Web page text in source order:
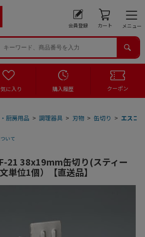
会員登録 カート メニュー
に入り 購入履歴 クーポン
厨房用品 > 調理器具 > 刃物 > 缶切り > エスコ
いて
21 38x19mm缶切り(スティー
単位1個）【直送品】